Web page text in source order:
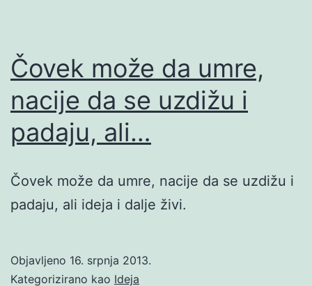
Čovek može da umre,
nacije da se uzdižu i
padaju, ali…
Čovek može da umre, nacije da se uzdižu i
padaju, ali ideja i dalje živi.
Objavljeno 16. srpnja 2013.
Kategorizirano kao Ideja